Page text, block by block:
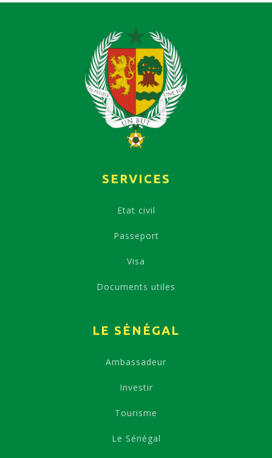
SERVICES
Etat civil
Passeport
Visa
Documents utiles
LE SÉNÉGAL
Ambassadeur
Investir
Tourisme
Le Sénégal